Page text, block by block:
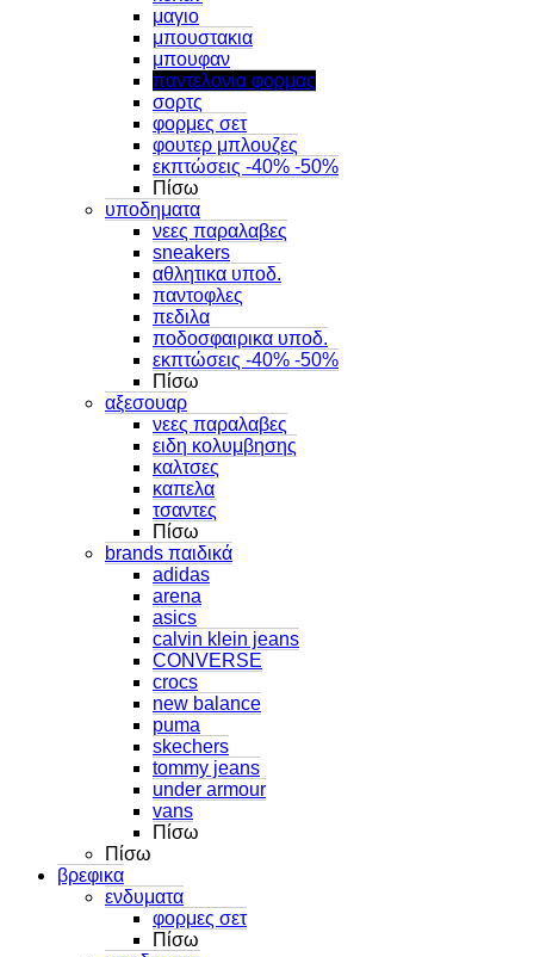
μαγιο
μπουστακια
μπουφαν
παντελονια φορμας
σορτς
φορμες σετ
φουτερ μπλουζες
εκπτώσεις -40% -50%
Πίσω
υποδηματα
νεες παραλαβες
sneakers
αθλητικα υποδ.
παντοφλες
πεδιλα
ποδοσφαιρικα υποδ.
εκπτώσεις -40% -50%
Πίσω
αξεσουαρ
νεες παραλαβες
ειδη κολυμβησης
καλτσες
καπελα
τσαντες
Πίσω
brands παιδικά
adidas
arena
asics
calvin klein jeans
CONVERSE
crocs
new balance
puma
skechers
tommy jeans
under armour
vans
Πίσω
Πίσω
βρεφικα
ενδυματα
φορμες σετ
Πίσω